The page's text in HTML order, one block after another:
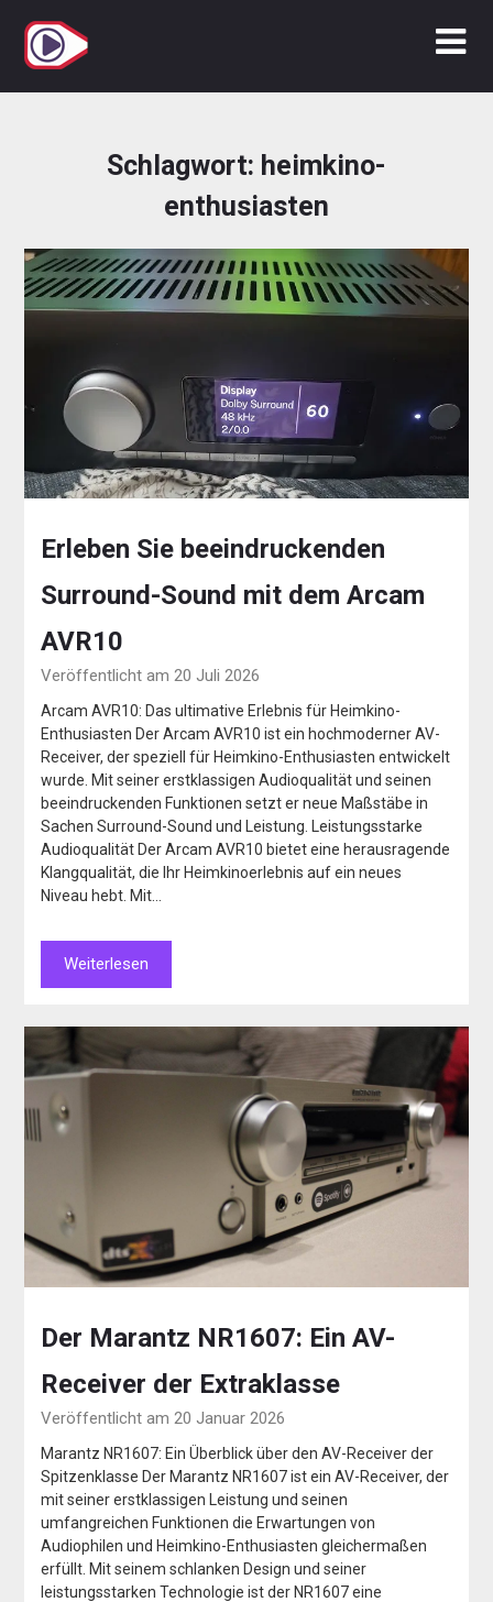
Inhalt
springen
Schlagwort: heimkino-
enthusiasten
Erleben Sie beeindruckenden
Surround-Sound mit dem Arcam
AVR10
Veröffentlicht am 20 Juli 2026
Arcam AVR10: Das ultimative Erlebnis für Heimkino-
Enthusiasten Der Arcam AVR10 ist ein hochmoderner AV-
Receiver, der speziell für Heimkino-Enthusiasten entwickelt
wurde. Mit seiner erstklassigen Audioqualität und seinen
beeindruckenden Funktionen setzt er neue Maßstäbe in
Sachen Surround-Sound und Leistung. Leistungsstarke
Audioqualität Der Arcam AVR10 bietet eine herausragende
Klangqualität, die Ihr Heimkinoerlebnis auf ein neues
Niveau hebt. Mit…
Weiterlesen
Der Marantz NR1607: Ein AV-
Receiver der Extraklasse
Veröffentlicht am 20 Januar 2026
Marantz NR1607: Ein Überblick über den AV-Receiver der
Spitzenklasse Der Marantz NR1607 ist ein AV-Receiver, der
mit seiner erstklassigen Leistung und seinen
umfangreichen Funktionen die Erwartungen von
Audiophilen und Heimkino-Enthusiasten gleichermaßen
erfüllt. Mit seinem schlanken Design und seiner
leistungsstarken Technologie ist der NR1607 eine